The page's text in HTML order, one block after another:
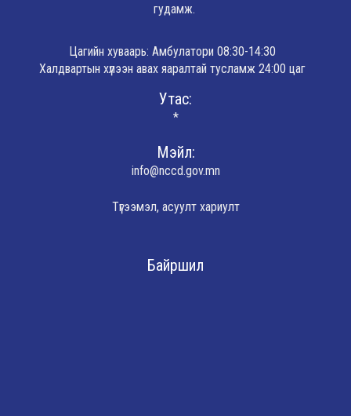
гудамж.
Цагийн хуваарь: Амбулатори 08:30-14:30
Халдвартын хүлээн авах яаралтай тусламж 24:00 цаг
Утас:
*
Мэйл:
info@nccd.gov.mn
Түгээмэл, асуулт хариулт
Байршил